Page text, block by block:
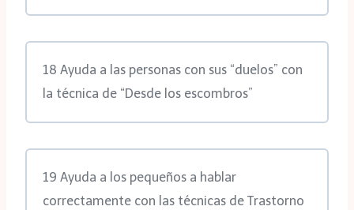
18 Ayuda a las personas con sus “duelos” con
la técnica de “Desde los escombros”
19 Ayuda a los pequeños a hablar
correctamente con las técnicas de Trastorno